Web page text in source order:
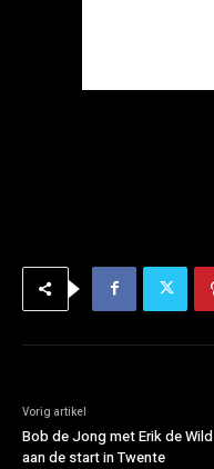
Vorig artikel
Bob de Jong met Erik de Wild
aan de start in Twente